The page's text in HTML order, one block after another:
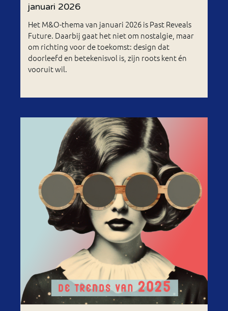
januari 2026
Het M&O-thema van januari 2026 is Past Reveals
Future. Daarbij gaat het niet om nostalgie, maar
om richting voor de toekomst: design dat
doorleefd en betekenisvol is, zijn roots kent én
vooruit wil.